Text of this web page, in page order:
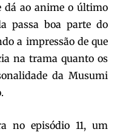
dá ao anime o último
passa boa parte do
a impressão de que
na trama quanto os
da Musumi
no episódio 11, um